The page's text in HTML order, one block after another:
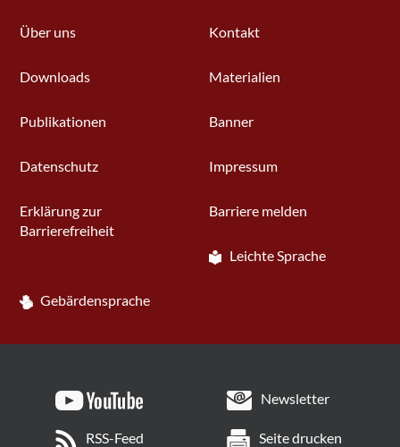
Über uns Kontakt
Downloads Materialien
Publikationen Banner
Datenschutz Impressum
Erklärung zur
Barrierefreiheit
Barriere melden
Leichte Sprache
Gebärdensprache
Newsletter
RSS-Feed Seite drucken